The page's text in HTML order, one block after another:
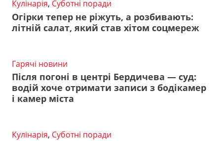
Кулінарія, Суботні поради
Огірки тепер не ріжуть, а розбивають:
літній салат, який став хітом соцмереж
Гарячі новини
Після погоні в центрі Бердичева — суд:
водій хоче отримати записи з бодікамер
і камер міста
Кулінарія, Суботні поради